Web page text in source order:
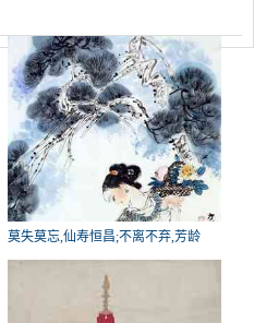
莫失莫忘,仙寿恒昌;不离不弃,芳龄